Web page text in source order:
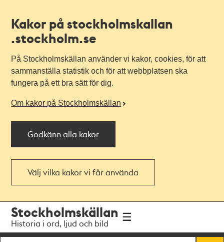
Kakor på stockholmskallan
.stockholm.se
På Stockholmskällan använder vi kakor, cookies, för att
sammanställa statistik och för att webbplatsen ska
fungera på ett bra sätt för dig.
Om kakor på Stockholmskällan
Godkänn alla kakor
Välj vilka kakor vi får använda
navigationen
huvudinnehållet
Stockholmskällan
Historia i ord, ljud och bild